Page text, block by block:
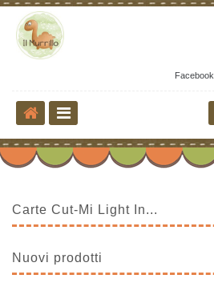
Facebook
Carte Cut-Mi Light In...
Nuovi prodotti